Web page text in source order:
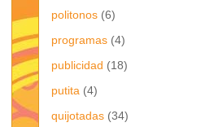
politonos (6)
programas (4)
publicidad (18)
putita (4)
quijotadas (34)